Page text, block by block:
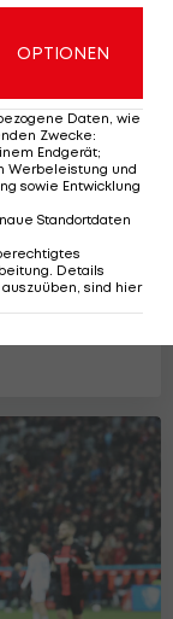
ihr
OPTIONEN
Daten, wie
Zwecke:
Endgerät;
Werbeleistung und
sowie Entwicklung
Standortdaten
Details
sind hier